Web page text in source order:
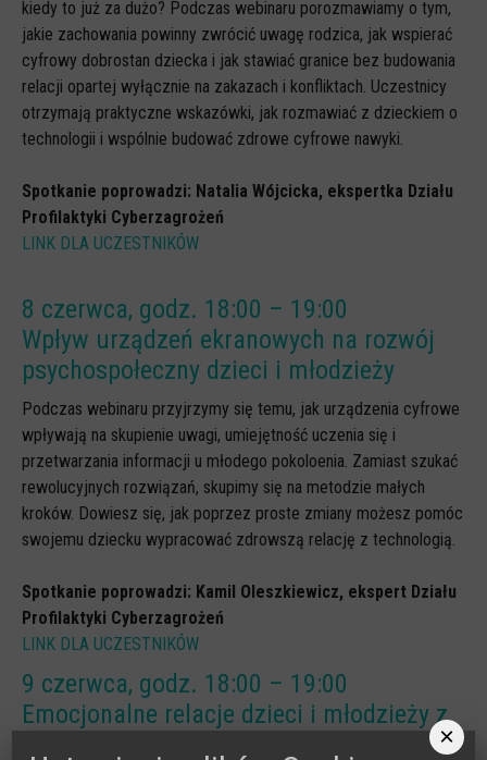
kiedy to już za dużo? Podczas webinaru porozmawiamy o tym,
jakie zachowania powinny zwrócić uwagę rodzica, jak wspierać
cyfrowy dobrostan dziecka i jak stawiać granice bez budowania
relacji opartej wyłącznie na zakazach i konfliktach. Uczestnicy
otrzymają praktyczne wskazówki, jak rozmawiać z dzieckiem o
technologii i wspólnie budować zdrowe cyfrowe nawyki.
Spotkanie poprowadzi: Natalia Wójcicka, ekspertka Działu
Profilaktyki Cyberzagrożeń
LINK DLA UCZESTNIKÓW
8 czerwca, godz. 18:00 – 19:00
Wpływ urządzeń ekranowych na rozwój
psychospołeczny dzieci i młodzieży
Podczas webinaru przyjrzymy się temu, jak urządzenia cyfrowe
wpływają na skupienie uwagi, umiejętność uczenia się i
przetwarzania informacji u młodego pokoloenia. Zamiast szukać
rewolucyjnych rozwiązań, skupimy się na metodzie małych
kroków. Dowiesz się, jak poprzez proste zmiany możesz pomóc
swojemu dziecku wypracować zdrowszą relację z technologią.
Spotkanie poprowadzi: Kamil Oleszkiewicz, ekspert Działu
Profilaktyki Cyberzagrożeń
LINK DLA UCZESTNIKÓW
9 czerwca, godz. 18:00 – 19:00
Emocjonalne relacje dzieci i młodzieży z
×